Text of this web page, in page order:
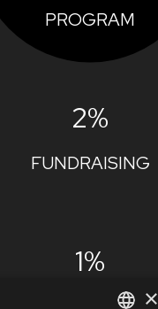
PROGRAM
2%
FUNDRAISING
1%
×